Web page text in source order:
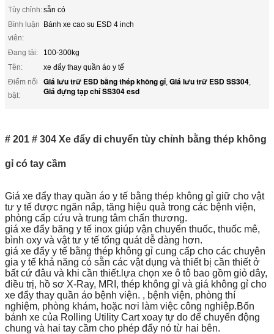
Tùy chỉnh:sẵn có
Bình luận
viên:
Bánh xe cao su ESD 4 inch
Đang tải:
100-300kg
Tên:
xe đẩy thay quần áo y tế
Điểm nổi
bật:
Giá lưu trữ ESD bằng thép không gỉ, Giá lưu trữ ESD SS304,
Giá đựng tạp chí SS304 esd
# 201 # 304 Xe đẩy di chuyển tùy chỉnh bằng thép không
gỉ có tay cầm
Giá xe đẩy thay quần áo y tế bằng thép không gỉ giữ cho vật
tư y tế được ngăn nắp, tăng hiệu quả trong các bệnh viện,
phòng cấp cứu và trung tâm chấn thương.
giá xe đẩy băng y tế inox giúp vận chuyển thuốc, thuốc mê,
bình oxy và vật tư y tế tổng quát dễ dàng hơn.
giá xe đẩy y tế bằng thép không gỉ cung cấp cho các chuyên
gia y tế khả năng có sẵn các vật dụng và thiết bị cần thiết ở
bất cứ đâu và khi cần thiết.lựa chọn xe ô tô bao gồm giỏ dây,
điều trị, hồ sơ X-Ray, MRI, thép không gỉ và giá không gỉ cho
xe đẩy thay quần áo bệnh viện. , bệnh viện, phòng thí
nghiệm, phòng khám, hoặc nơi làm việc công nghiệp.Bốn
bánh xe của Rolling Utility Cart xoay tự do để chuyển động
chung và hai tay cầm cho phép đẩy nó từ hai bên.